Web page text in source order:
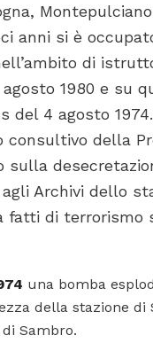
anni si è
di
1980 e su
del 4 agosto
consultivo della
sulla
Archivi dello
fatti di terrorismo
una bomba
della stazione di
di Sambro.